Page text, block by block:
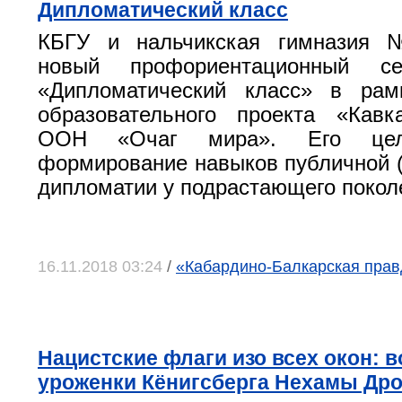
Дипломатический класс
КБГУ и нальчикская гимназия
новый профориентационный
«Дипломатический класс» в
образовательного проекта
ООН «Очаг мира». Его
формирование навыков публичной
дипломатии у подрастающего
16.11.2018 03:24 / «Кабардино-Балкарская
Нацистские флаги изо всех окон:
уроженки Кёнигсберга Нехамы